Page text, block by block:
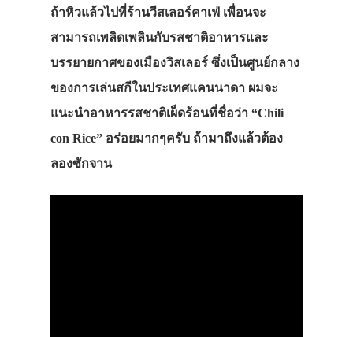
ถ้าหิวแล้วไปที่ร้านวีสเลอร์คาเฟ่ เพื่อนจะ
สามารถเพลิดเพลินกับรสชาติอาหารและ
บรรยายกาศของเมืองวิสเลอร์ ซึ่งเป็นศูนย์กลาง
ของการเล่นสกีในประเทศแคนนาดา ผมจะ
แนะนำอาหารรสชาติเผ็ดร้อนที่ชื่อว่า “Chili
con Rice” อร่อยมากๆครับ ถ้ามาถึงแล้วต้อง
ลองซักจาน